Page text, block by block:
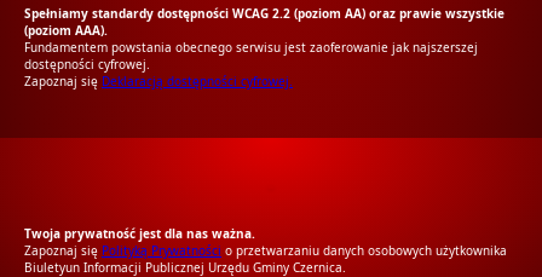
Spełniamy standardy dostępności WCAG 2.2 (poziom AA) oraz prawie wszystkie
(poziom AAA).
Fundamentem powstania obecnego serwisu jest zaoferowanie jak najszerszej
dostępności cyfrowej.
Zapoznaj się Deklaracją dostępności cyfrowej.
Twoja prywatność jest dla nas ważna.
Zapoznaj się Polityką Prywatności o przetwarzaniu danych osobowych użytkownika
Biuletyun Informacji Publicznej Urzędu Gminy Czernica.